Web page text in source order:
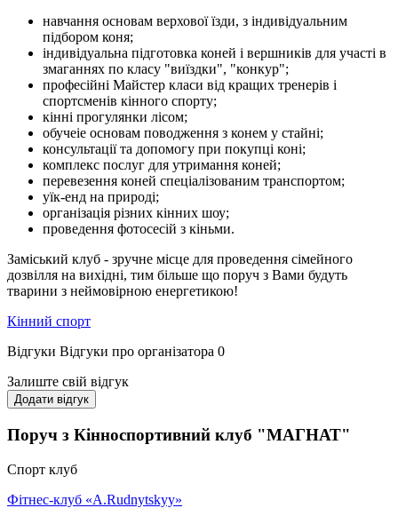
навчання основам верхової їзди, з індивідуальним
підбором коня;
індивідуальна підготовка коней і вершників для участі в
змаганнях по класу "виїздки", "конкур";
професійні Майстер класи від кращих тренерів і
спортсменів кінного спорту;
кінні прогулянки лісом;
обучеіе основам поводження з конем у стайні;
консультації та допомогу при покупці коні;
комплекс послуг для утримання коней;
перевезення коней спеціалізованим транспортом;
уїк-енд на природі;
організація різних кінних шоу;
проведення фотосесій з кіньми.
Заміський клуб - зручне місце для проведення сімейного
дозвілля на вихідні, тим більше що поруч з Вами будуть
тварини з неймовірною енергетикою!
Кінний спорт
Відгуки Відгуки про організатора 0
Залиште свій відгук
Додати відгук
Поруч з Кінноспортивний клуб "МАГНАТ"
Спорт клуб
Фітнес-клуб «A.Rudnytskyy»